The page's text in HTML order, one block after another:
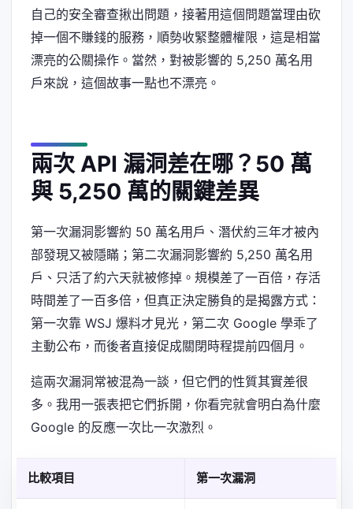
自己的安全審查揪出問題，接著用這個問題當理由砍
掉一個不賺錢的服務，順勢收緊整體權限，這是相當
漂亮的公關操作。當然，對被影響的 5,250 萬名用
戶來說，這個故事一點也不漂亮。
兩次 API 漏洞差在哪？50 萬
與 5,250 萬的關鍵差異
第一次漏洞影響約 50 萬名用戶、潛伏約三年才被內
部發現又被隱瞞；第二次漏洞影響約 5,250 萬名用
戶、只活了約六天就被修掉。規模差了一百倍，存活
時間差了一百多倍，但真正決定勝負的是揭露方式：
第一次靠 WSJ 爆料才見光，第二次 Google 學乖了
主動公布，而後者直接促成關閉時程提前四個月。
這兩次漏洞常被混為一談，但它們的性質其實差很
多。我用一張表把它們拆開，你看完就會明白為什麼
Google 的反應一次比一次激烈。
比較項目 第一次漏洞